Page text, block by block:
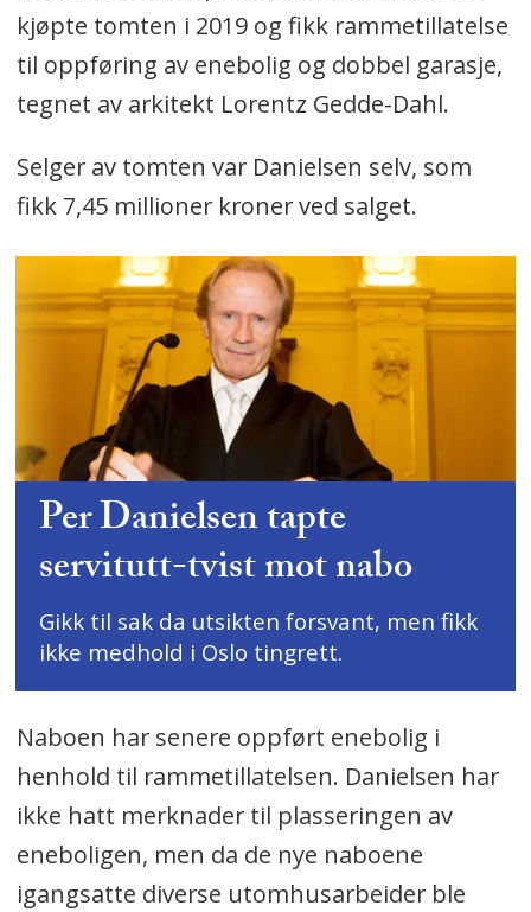
kjøpte tomten i 2019 og fikk rammetillatelse
til oppføring av enebolig og dobbel garasje,
tegnet av arkitekt Lorentz Gedde-Dahl.
Selger av tomten var Danielsen selv, som
fikk 7,45 millioner kroner ved salget.
Per Danielsen tapte
servitutt-tvist mot nabo
Gikk til sak da utsikten forsvant, men fikk
ikke medhold i Oslo tingrett.
Naboen har senere oppført enebolig i
henhold til rammetillatelsen. Danielsen har
ikke hatt merknader til plasseringen av
eneboligen, men da de nye naboene
igangsatte diverse utomhusarbeider ble